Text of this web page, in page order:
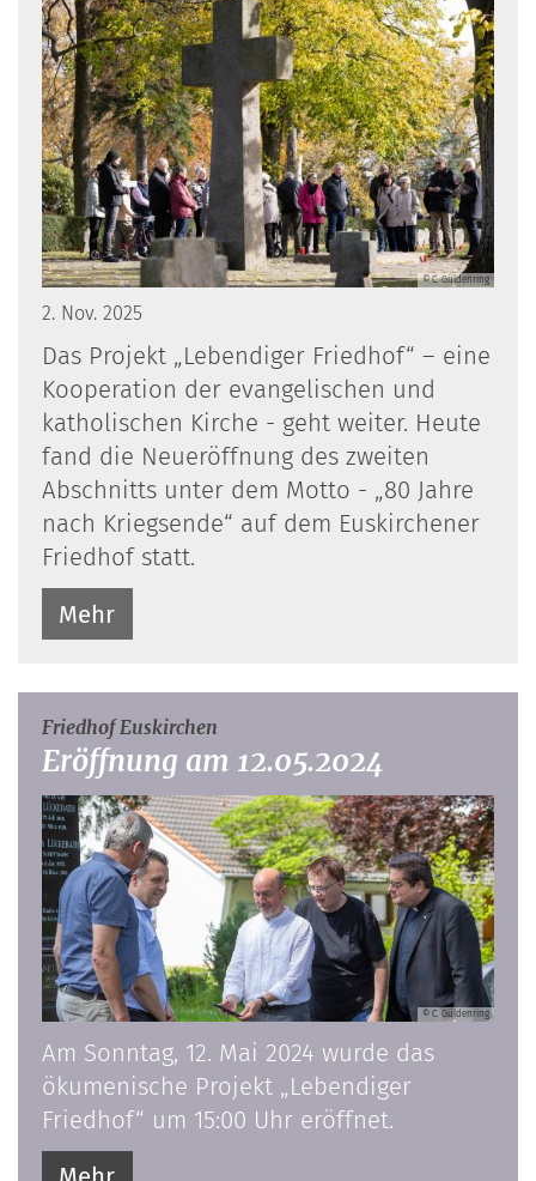
© C. Güldenring
2. Nov. 2025
Das Projekt „Lebendiger Friedhof“ – eine
Kooperation der evangelischen und
katholischen Kirche - geht weiter. Heute
fand die Neueröffnung des zweiten
Abschnitts unter dem Motto - „80 Jahre
nach Kriegsende“ auf dem Euskirchener
Friedhof statt.
Mehr
Friedhof Euskirchen
Eröffnung am 12.05.2024
© C. Güldenring
Am Sonntag, 12. Mai 2024 wurde das
ökumenische Projekt „Lebendiger
Friedhof“ um 15:00 Uhr eröffnet.